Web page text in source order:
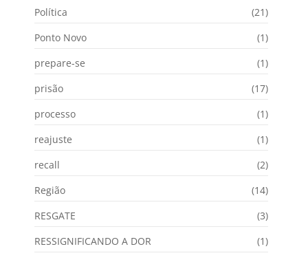
Política
(21)
Ponto Novo
(1)
prepare-se
(1)
prisão
(17)
processo
(1)
reajuste
(1)
recall
(2)
Região
(14)
RESGATE
(3)
RESSIGNIFICANDO A DOR
(1)